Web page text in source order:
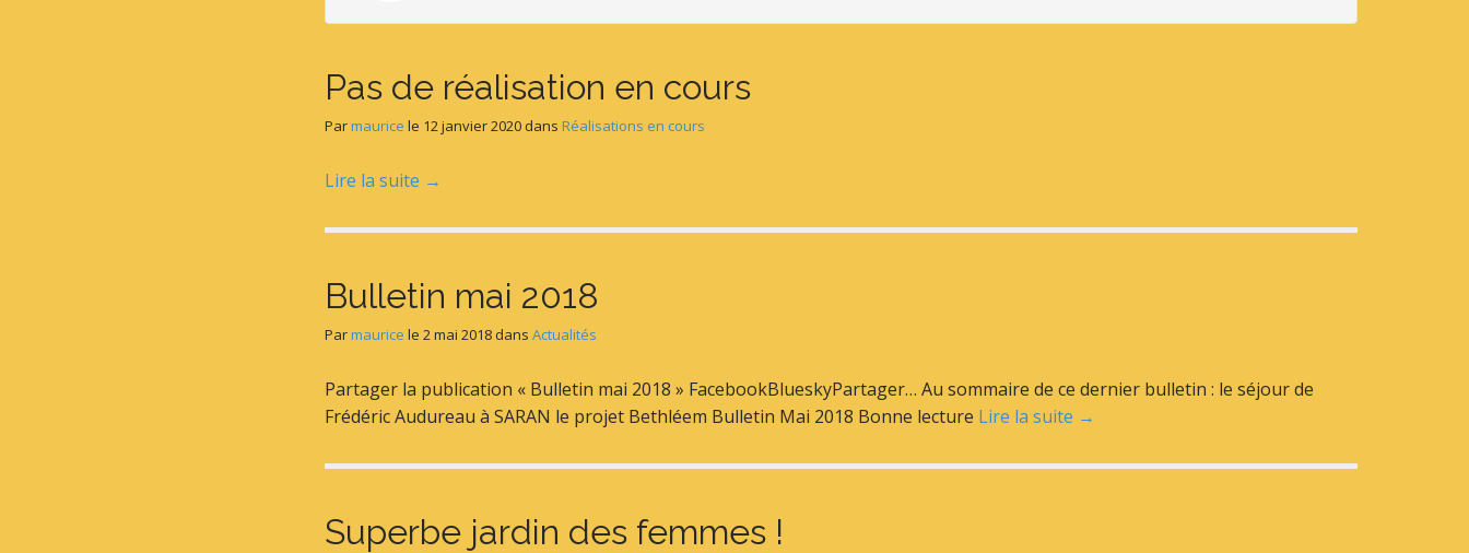
Pas de réalisation en cours
Parmaurice le 12 janvier 2020 dansRéalisations en cours
Lire la suite →
Bulletin mai 2018
Parmaurice le2 mai 2018 dansActualités
Partager la publication « Bulletin mai 2018 » FacebookBlueskyPartager… Au sommaire de ce dernier bulletin : le séjour de
Frédéric Audureau à SARAN le projet Bethléem Bulletin Mai 2018 Bonne lecture Lire la suite →
Superbe jardin des femmes !